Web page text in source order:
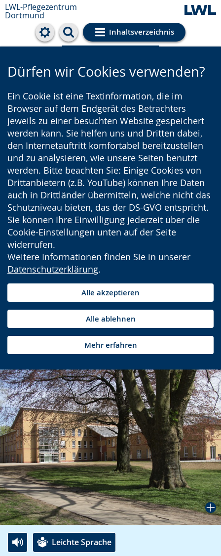
LWL-Pflegezentrum
Dortmund
Inhaltsverzeichnis
Cookie-Einstellungen
Dürfen wir Cookies verwenden?
Ein Cookie ist eine Textinformation, die im
Browser auf dem Endgerät des Betrachters
jeweils zu einer besuchten Website gespeichert
werden kann. Sie helfen uns und Dritten dabei,
den Internetauftritt komfortabel bereitzustellen
und zu analysieren, wie unsere Seiten benutzt
werden. Bitte beachten Sie: Einige Cookies von
Drittanbietern (z.B. YouTube) können Ihre Daten
auch in Drittländer übermitteln, welche nicht das
Schutzniveau bieten, das der DS-GVO entspricht.
Sie können Ihre Einwilligung jederzeit über die
Cookie-Einstellungen unten auf der Seite
widerrufen.
Weitere Informationen finden Sie in unserer
Datenschutzerklärung.
Alle akzeptieren
Alle ablehnen
Mehr erfahren
Leichte Sprache